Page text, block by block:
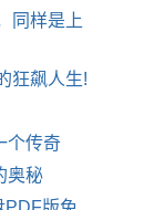
同样是上
狂飙人生!
个传奇
奥秘